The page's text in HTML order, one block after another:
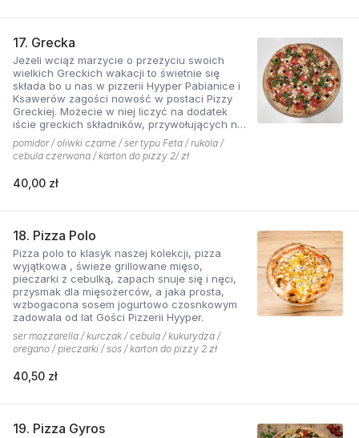
17. Grecka
Jeżeli wciąż marzycie o przeżyciu swoich
wielkich Greckich wakacji to świetnie się
składa bo u nas w pizzerii Hyyper Pabianice i
Ksawerów zagości nowość w postaci Pizzy
Greckiej. Możecie w niej liczyć na dodatek
iście greckich składników, przywołujących na
myśl piaszczyste plaże i ciepły klimat - ser
typu feta, którego oryginalny smak doskonale
współgra z przypieczoną czerwoną cebulką,
wyjątkowo greckiego charakteru. Jest to pizza
nie boją się poznawać nowych połączeń.
pomidor / oliwki czarne / ser typu Feta / rukola /
cebula czerwona / karton do pizzy 2/ zł
40,00 zł
18. Pizza Polo
Pizza polo to klasyk naszej kolekcji, pizza
wyjątkowa , świeże grillowane mięso,
pieczarki z cebulką, zapach snuje się i nęci,
przysmak dla mięsożerców, a jaka prosta,
wzbogacona sosem jogurtowo czosnkowym
zadowala od lat Gości Pizzerii Hyyper.
ser mozzarella / kurczak / cebula / kukurydza /
oregano / pieczarki / sos / karton do pizzy 2 zł
40,50 zł
19. Pizza Gyros